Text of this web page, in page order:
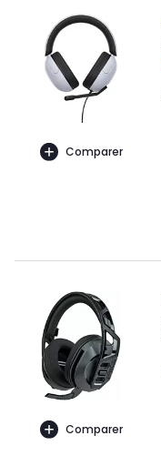
Comparer
Comparer